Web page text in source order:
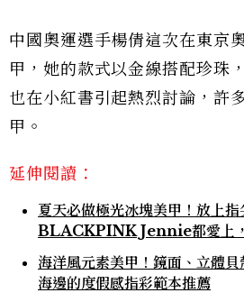
中國奧運選手楊倩這次在東京
甲，她的款式以金線搭配珍珠
也在小紅書引起熱烈討論，許
甲。
延伸閱讀：
夏天必做極光冰塊美甲！放上
BLACKPINK Jennie都愛上
海洋風元素美甲！鏡面、立體
海邊的度假感指彩範本推薦